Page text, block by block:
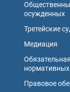
осужденных
Третейские
Медиация
Правовое